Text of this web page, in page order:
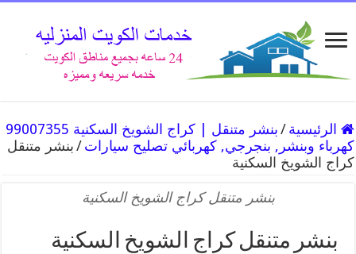
الرئيسية /
بنشر متنقل | كراج الشويخ السكنية 99007355
كهرباء وبنشر, بنجرجي, كهربائي تصليح سيارات /بنشر متنقل
كراج الشويخ السكنية
بنشر متنقل كراج الشويخ السكنية
بنشر متنقل كراج الشويخ السكنية